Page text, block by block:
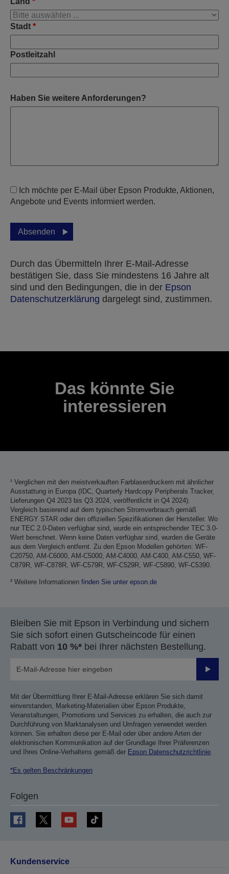
Stadt *
Postleitzahl
Haben Sie weitere Anforderungen?
Ich möchte per E-Mail über Epson Produkte, Aktionen,
Angebote und Events informiert werden.
Absenden
Durch das Übermitteln Ihrer E-Mail-Adresse
bestätigen Sie, dass Sie mindestens 16 Jahre alt
sind und den Bedingungen, die in der Epson
Datenschutzerklärung dargelegt sind, zustimmen.
Vielen Dank für das Einreichen Ihrer Einreichung.
mit Ihnen in Verbindung setzen.
Das könnte Sie
interessieren
¹ Verglichen mit den meistverkauften Farblaserdruckern mit ähnlicher
Ausstattung in Europa (IDC, Quarterly Hardcopy Peripherals Tracker,
Lieferungen Q4 2023 bis Q3 2024, veröffentlicht in Q4 2024).
Vergleich basierend auf dem typischen Stromverbrauch gemäß
ENERGY STAR oder den offiziellen Spezifikationen der Hersteller. Wo
nur TEC 2.0-Daten verfügbar sind, wurde ein entsprechender TEC 3.0-
Wert berechnet. Wenn keine Daten verfügbar sind, wurden die Geräte
aus dem Vergleich entfernt. Zu den Epson Modellen gehörten: WF-
C20750, AM-C6000, AM-C5000, AM-C4000, AM-C400, AM-C550, WF-
C879R, WF-C878R, WF-C579R, WF-C529R, WF-C5890, WF-C5390.
² Weitere Informationen finden Sie unter epson.de
Bleiben Sie mit Epson in Verbindung und sichern
Sie sich sofort einen Gutscheincode für einen
Rabatt von 10 %* bei Ihrer nächsten Bestellung.
Mit der Übermittlung Ihrer E-Mail-Adresse erklären Sie sich damit
einverstanden, Marketing-Materialien über Epson Produkte,
Veranstaltungen, Promotions und Services zu erhalten, die auch zur
Durchführung von Marktanalysen und Umfragen verwendet werden
können. Sie erhalten diese per E-Mail oder über andere Arten der
elektronischen Kommunikation auf der Grundlage Ihrer Präferenzen
und Ihres Online-Verhaltens gemäß der Epson Datenschutzrichtlinie.
*Es gelten Beschränkungen
Folgen
Kundenservice